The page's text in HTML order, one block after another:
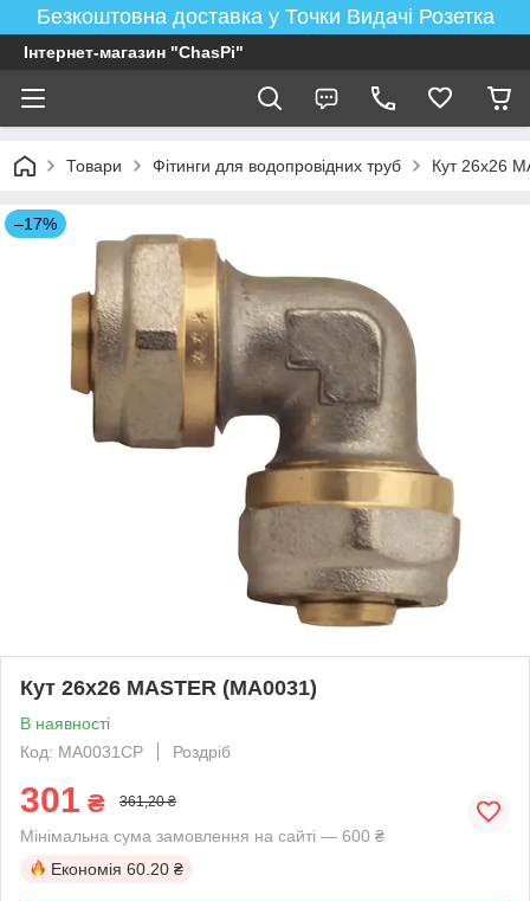
Безкоштовна доставка у Точки Видачі Розетка
Інтернет-магазин "ChasPi"
Товари Фітинги для водопровідних труб Кут 26x26
–17%
Кут 26x26 MASTER (MA0031)
В наявності
Код: MA0031CP
Роздріб
301 ₴ 361,20 ₴
Мінімальна сума замовлення на сайті — 600 ₴
Економія 60.20 ₴